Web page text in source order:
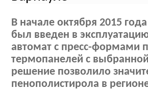
В начале октября 2015
был введен в
автомат с пресс-формами
термопанелей с
решение позволило
пенополистирола в